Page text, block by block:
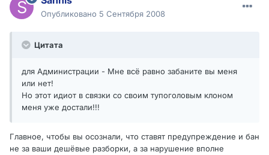
Опубликовано 5 Сентября 2008
Цитата
для Администрации - Мне всё равно забаните вы меня
или нет!
Но этот идиот в связки со своим тупоголовым клоном
меня уже достали!!!
Главное, чтобы вы осознали, что ставят предупреждение и бан
не за ваши дешёвые разборки, а за нарушение вполне